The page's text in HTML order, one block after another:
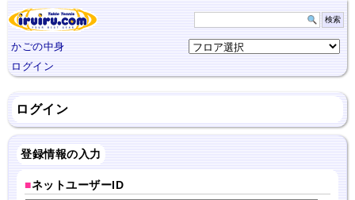
かごの中身
ログイン
ログイン
登録情報の入力
■ネットユーザーID